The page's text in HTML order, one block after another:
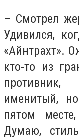
– Смотрел
Удивился,
«Айнтрахт».
кто-то из
именитый,
пятом
Думаю,